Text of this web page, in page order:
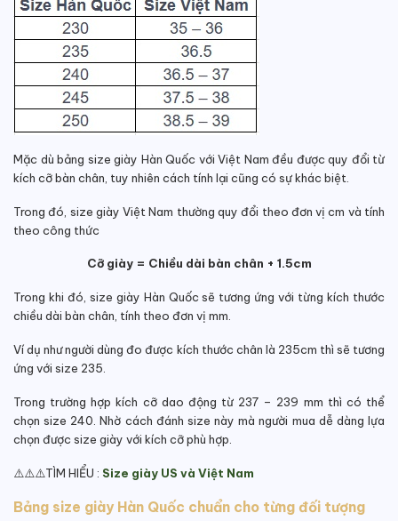
Mặc dù bảng size giày Hàn Quốc với Việt Nam đều được quy đổi từ
kích cỡ bàn chân, tuy nhiên cách tính lại cũng có sự khác biệt.
Trong đó, size giày Việt Nam thường quy đổi theo đơn vị cm và tính
theo công thức
Cỡ giày = Chiều dài bàn chân + 1.5cm
Trong khi đó, size giày Hàn Quốc sẽ tương ứng với từng kích thước
chiều dài bàn chân, tính theo đơn vị mm.
Ví dụ như người dùng đo được kích thước chân là 235cm thì sẽ tương
ứng với size 235.
Trong trường hợp kích cỡ dao động từ 237 – 239 mm thì có thể
chọn size 240. Nhờ cách đánh size này mà người mua dễ dàng lựa
chọn được size giày với kích cỡ phù hợp.
⚠️⚠️⚠️TÌM HIỂU : Size giày US và Việt Nam
Bảng size giày Hàn Quốc chuẩn cho từng đối tượng